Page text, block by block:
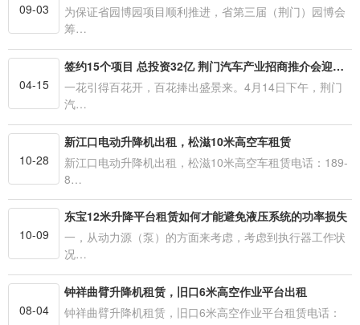
09-03
为保证省园博园项目顺利推进，省第三届（荆门）园博会
筹…
04-15
签约15个项目 总投资32亿 荆门汽车产业招商推介会迎来投资“春天”
一花引得百花开，百花捧出盛景来。4月14日下午，荆门
汽…
10-28
新江口电动升降机出租，松滋10米高空车租赁
新江口电动升降机出租，松滋10米高空车租赁电话：189-
8…
10-09
东宝12米升降平台租赁如何才能避免液压系统的功率损失
一，从动力源（泵）的方面来考虑，考虑到执行器工作状
况…
08-04
钟祥曲臂升降机租赁，旧口6米高空作业平台出租
钟祥曲臂升降机租赁，旧口6米高空作业平台租赁电话：